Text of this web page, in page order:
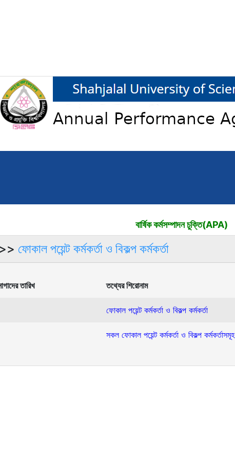
বার্ষিক কর্মসম্পাদন চুক্তি(APA)
ফোকাল পয়েন্ট কর্মকর্তা ও বিকল্প কর্মকর্তা
তারিখ তথ্যের শিরোনাম
ফোকাল পয়েন্ট কর্মকর্তা ও বিকল্প কর্মকর্তা
সকল ফোকাল পয়েন্ট কর্মকর্তা ও বিকল্প কর্মকর্তাসমূহ